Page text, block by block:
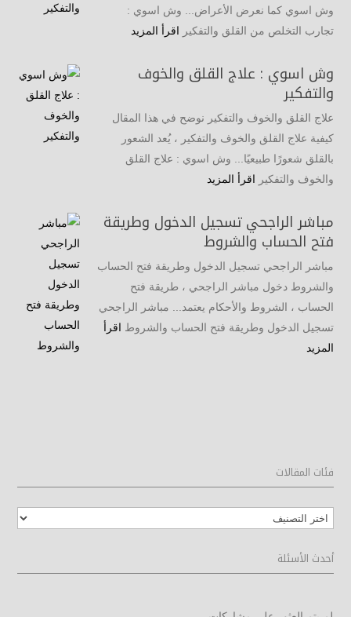
وش اسوي كما نعرض الأعراض... وش اسوي :
تجارب التخلص من القلق والتفكير اقرأ المزيد
وش اسوي : علاج القلق والخوف
والتفكير
علاج القلق والخوف والتفكير نوضح في هذا المقال
كيفية علاج القلق والخوف والتفكير ، يُعد الشعور
بالقلق شعورًا طبيعيًا... وش اسوي : علاج القلق
والخوف والتفكير اقرأ المزيد
مباشر الراجحي تسجيل الدخول وطريقة
فتح الحساب والشروط
مباشر الراجحي تسجيل الدخول وطريقة فتح الحساب
والشروط دخول مباشر الراجحي ، طريقة فتح
الحساب ، الشروط والأحكام يعتمد... مباشر الراجحي
تسجيل الدخول وطريقة فتح الحساب والشروط اقرأ
المزيد
فئات المقالات
فئات
المقالات
أحدث الأسئلة